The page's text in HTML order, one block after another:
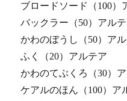
ブロードソード（100）
バックラー（50）アル
かわのぼうし（50）ア
ふく（20）アルテア
かわのてぶくろ（30）
ケアルのほん（100）ア